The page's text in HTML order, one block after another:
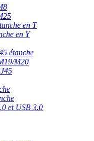
en T
en Y
étanche
M20
et USB 3.0